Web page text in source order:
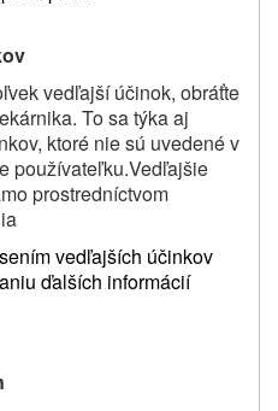
vedľajší účinok, obráťte
To sa týka aj
ktoré nie sú uvedené v
používateľku.Vedľajšie
prostredníctvom
vedľajších účinkov
ďalších informácií